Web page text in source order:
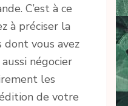
C’est à ce
à préciser la
vous avez
négocier
les
de votre